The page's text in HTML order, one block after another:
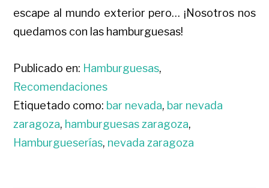
escape al mundo exterior pero… ¡Nosotros nos
quedamos con las hamburguesas!
Publicado en: Hamburguesas,
Recomendaciones
Etiquetado como: bar nevada, bar nevada
zaragoza, hamburguesas zaragoza,
Hamburgueserías, nevada zaragoza